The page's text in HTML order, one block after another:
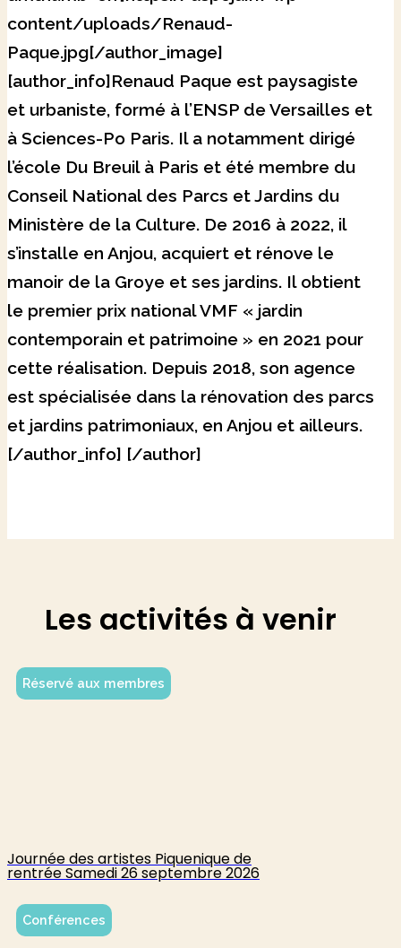
content/uploads/Renaud-
Paque.jpg[/author_image]
[author_info]Renaud Paque est paysagiste
et urbaniste, formé à l’ENSP de Versailles et
à Sciences-Po Paris. Il a notamment dirigé
l’école Du Breuil à Paris et été membre du
Conseil National des Parcs et Jardins du
Ministère de la Culture. De 2016 à 2022, il
s’installe en Anjou, acquiert et rénove le
manoir de la Groye et ses jardins. Il obtient
le premier prix national VMF « jardin
contemporain et patrimoine » en 2021 pour
cette réalisation. Depuis 2018, son agence
est spécialisée dans la rénovation des parcs
et jardins patrimoniaux, en Anjou et ailleurs.
[/author_info] [/author]
Les activités à venir
Réservé aux membres
Journée des artistes Piquenique de
rentrée Samedi 26 septembre 2026
Conférences